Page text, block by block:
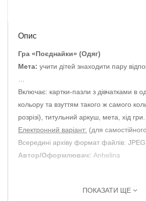
Опис
Гра «Поєднайки» (Одяг)
Мета: учити дітей знаходити пару
…
Включає: картки-пазли з дівчатками в
кольору та взуттям такого ж самого
розрізі), титульний аркуш, мета, хід гри.
Електронний варіант: (для
Всередині архіву формат файлів: JPEG
Автор/Оформлювач: Anhelina
ПОКАЗАТИ ЩЕ